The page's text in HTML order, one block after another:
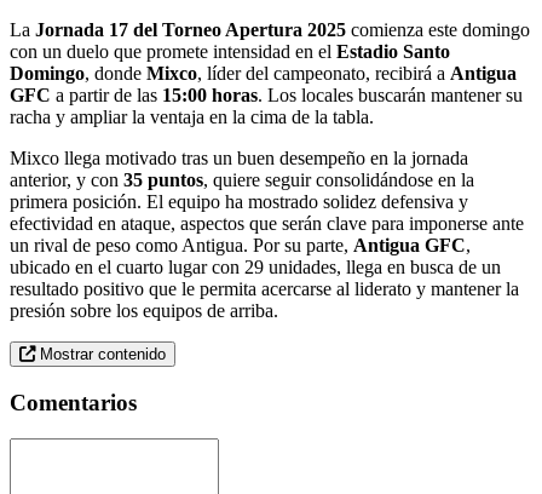
La Jornada 17 del Torneo Apertura 2025 comienza este domingo
con un duelo que promete intensidad en el Estadio Santo
Domingo, donde Mixco, líder del campeonato, recibirá a Antigua
GFC a partir de las 15:00 horas. Los locales buscarán mantener su
racha y ampliar la ventaja en la cima de la tabla.
Mixco llega motivado tras un buen desempeño en la jornada
anterior, y con 35 puntos, quiere seguir consolidándose en la
primera posición. El equipo ha mostrado solidez defensiva y
efectividad en ataque, aspectos que serán clave para imponerse ante
un rival de peso como Antigua. Por su parte, Antigua GFC,
ubicado en el cuarto lugar con 29 unidades, llega en busca de un
resultado positivo que le permita acercarse al liderato y mantener la
presión sobre los equipos de arriba.
Mostrar contenido
Comentarios